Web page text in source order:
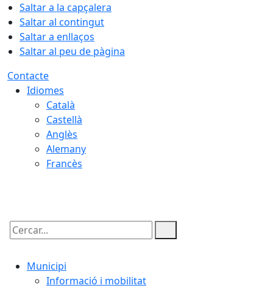
Saltar a la capçalera
Saltar al contingut
Saltar a enllaços
Saltar al peu de pàgina
Contacte
Idiomes
Català
Castellà
Anglès
Alemany
Francès
Cercar:
Municipi
Informació i mobilitat